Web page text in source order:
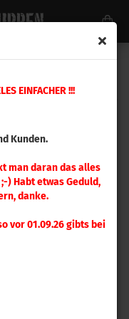
EINFACHER !!!
Kunden.
man daran das alles
) Habt etwas Geduld,
danke.
vor 01.09.26 gibts bei